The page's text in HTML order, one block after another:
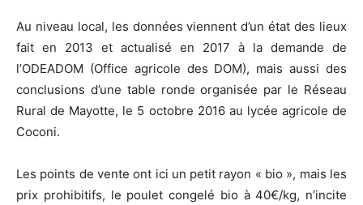
Au niveau local, les données viennent d’un état des lieux
fait en 2013 et actualisé en 2017 à la demande de
l’ODEADOM (Office agricole des DOM), mais aussi des
conclusions d’une table ronde organisée par le Réseau
Rural de Mayotte, le 5 octobre 2016 au lycée agricole de
Coconi.
Les points de vente ont ici un petit rayon « bio », mais les
prix prohibitifs, le poulet congelé bio à 40€/kg, n’incite